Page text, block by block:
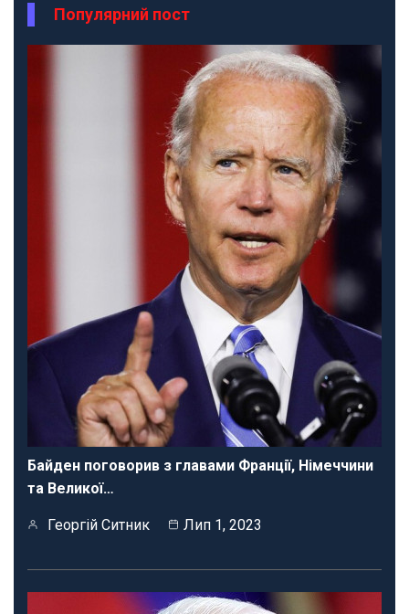
Популярний пост
Байден поговорив з главами Франції, Німеччини
та Великої…
Георгій Ситник Лип 1, 2023